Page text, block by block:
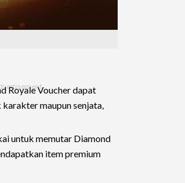
Royale Voucher dapat
maupun senjata,
untuk memutar Diamond
item premium